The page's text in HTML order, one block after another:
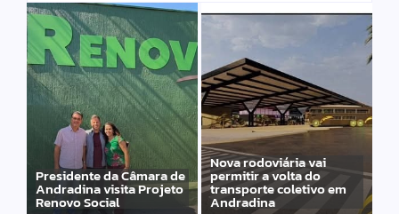
Presidente da Câmara de
Andradina visita Projeto
Renovo Social
Nova rodoviária vai
permitir a volta do
transporte coletivo em
Andradina